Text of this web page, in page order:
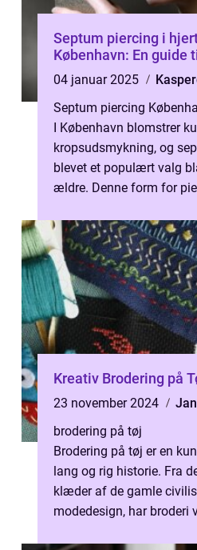
Septum piercing i
København: En guide
04 januar 2025
Septum piercing
I København blomstrer
kropsudsmykning, og
blevet et populært valg
ældre. Denne form for
Kreativ Brodering på
23 november 2024
brodering på tøj
Brodering på tøj er en
lang og rig historie. Fra
klæder af de gamle
modedesign, har broderi